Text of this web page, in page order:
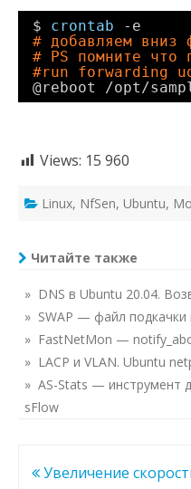
$ crontab
-e
# добавляем вниз
# PS помните что
#run forwarding
@reboot /opt/
Views: 15 960
Linux, NfSen, Ubuntu,
Читайте также
» DNS в Ubuntu 20.04.
» SWAP — файл подкачки
» FastNetMon —
» LACP и VLAN. Ubuntu
» AS-Stats — инструмент
sFlow
Навигация
Увеличение